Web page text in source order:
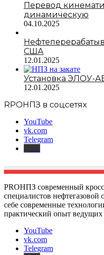
Перевод
динамическую
04.10.2025
США
12.01.2025
Установка ЭЛОУ-
12.01.2025
RPOНПЗ в соцсетях
YouTube
vk.com
Telegram
PROНПЗ современный
специалистов нефтегазовой
себе современные
практический опыт ведущих
YouTube
vk.com
Telegram